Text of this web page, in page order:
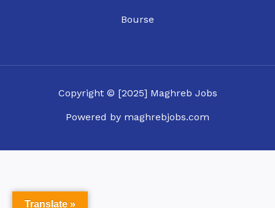
Bourse
Copyright © [2025] Maghreb Jobs
Powered by maghrebjobs.com
Translate »